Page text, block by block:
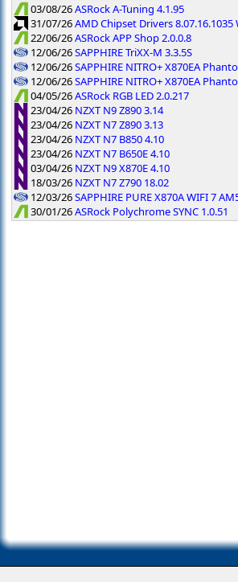
03/08/26ASRock A-Tuning 4.1.95
31/07/26AMD Chipset Drivers 8.07.16.1035
22/06/26ASRock APP Shop 2.0.0.8
12/06/26SAPPHIRE TriXX-M 3.3.5S
12/06/26SAPPHIRE NITRO+ X870EA
12/06/26SAPPHIRE NITRO+ X870EA
04/05/26ASRock RGB LED 2.0.217
23/04/26 NZXT N9 Z890 3.14
23/04/26 NZXT N7 Z890 3.13
23/04/26 NZXT N7 B850 4.10
23/04/26 NZXT N7 B650E 4.10
03/04/26 NZXT N9 X870E 4.10
18/03/26 NZXT N7 Z790 18.02
12/03/26SAPPHIRE PURE X870A WIFI 7
30/01/26ASRock Polychrome SYNC 1.0.51